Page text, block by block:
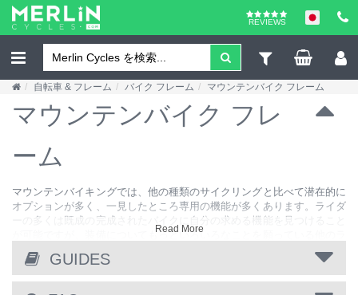
REVIEWS
自転車 & フレーム バイク フレーム マウンテンバイク フレーム
マウンテンバイク フレ
ーム
マウンテンバイキングでは、他の種類のサイクリングと比べて潜在的に
オプションが多く、一見したところ専用の機能が多くあります。ライダ
ーの多くは既成の完成されたバイクに自分の求める機能を見つけること
が可能ですが、装備についてもっといろいろなことを願っている他のラ
イダーが多くいます。この方法なら標準スタイルでありながら完全オー
ダーメイドの夢のバイクを組み立てたり、既製品ではなかなかない機能
を織り交ぜることもできます。トゥーナイナー フルサスペンション グ
ラビティ バイクでよろしいですか？はい、可能です。軽量リジッド
Read More
GUIDES